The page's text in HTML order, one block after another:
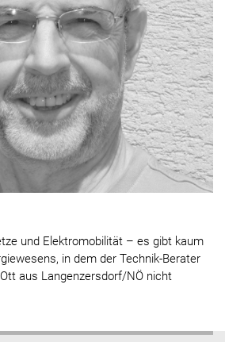
und Elektromobilität – es gibt kaum
in dem der Technik-Berater
aus Langenzersdorf/NÖ nicht